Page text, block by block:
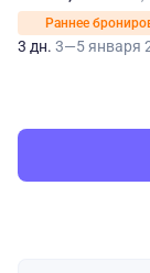
Раннее
3 дн. 3—5 января